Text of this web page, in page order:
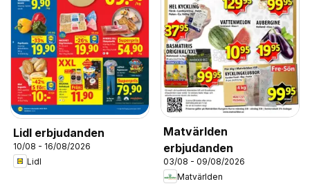
Lidl erbjudanden
10/08 - 16/08/2026
Lidl
Matvärlden
erbjudanden
03/08 - 09/08/2026
Matvärlden